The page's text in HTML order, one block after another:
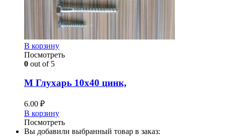
В корзину
Посмотреть
0 out of 5
М Глухарь 10х40 цинк,
6.00 ₽
В корзину
Посмотреть
Вы добавили выбранный товар в заказ: